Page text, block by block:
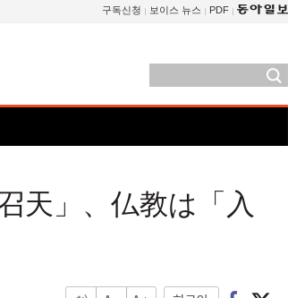
구독신청 보이스 뉴스 PDF
天」、仏教は「入